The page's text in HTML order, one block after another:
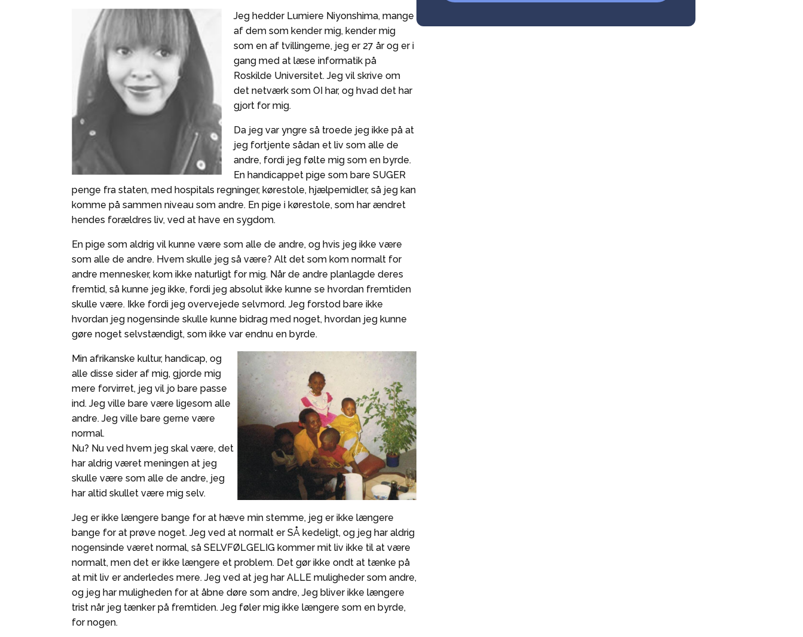
Jeg hedder Lumiere Niyonshima, mange
af dem som kender mig, kender mig
som en af tvillingerne, jeg er 27 år og er i
gang med at læse informatik på
Roskilde Universitet. Jeg vil skrive om
det netværk som OI har, og hvad det har
gjort for mig.
Da jeg var yngre så troede jeg ikke på at
jeg fortjente sådan et liv som alle de
andre, fordi jeg følte mig som en byrde.
En handicappet pige som bare SUGER
penge fra staten, med hospitals regninger, kørestole, hjælpemidler, så jeg kan
komme på sammen niveau som andre. En pige i kørestole, som har ændret
hendes forældres liv, ved at have en sygdom.
En pige som aldrig vil kunne være som alle de andre, og hvis jeg ikke være
som alle de andre. Hvem skulle jeg så være? Alt det som kom normalt for
andre mennesker, kom ikke naturligt for mig. Når de andre planlagde deres
fremtid, så kunne jeg ikke, fordi jeg absolut ikke kunne se hvordan fremtiden
skulle være. Ikke fordi jeg overvejede selvmord. Jeg forstod bare ikke
hvordan jeg nogensinde skulle kunne bidrag med noget, hvordan jeg kunne
gøre noget selvstændigt, som ikke var endnu en byrde.
Min afrikanske kultur, handicap, og
alle disse sider af mig, gjorde mig
mere forvirret, jeg vil jo bare passe
ind. Jeg ville bare være ligesom alle
andre. Jeg ville bare gerne være
normal.
Nu? Nu ved hvem jeg skal være, det
har aldrig været meningen at jeg
skulle være som alle de andre, jeg
har altid skullet være mig selv.
Jeg er ikke længere bange for at hæve min stemme, jeg er ikke længere
bange for at prøve noget. Jeg ved at normalt er SÅ kedeligt, og jeg har aldrig
nogensinde været normal, så SELVFØLGELIG kommer mit liv ikke til at være
normalt, men det er ikke længere et problem. Det gør ikke ondt at tænke på
at mit liv er anderledes mere. Jeg ved at jeg har ALLE muligheder som andre,
og jeg har muligheden for at åbne døre som andre, Jeg bliver ikke længere
trist når jeg tænker på fremtiden. Jeg føler mig ikke længere som en byrde,
for nogen.